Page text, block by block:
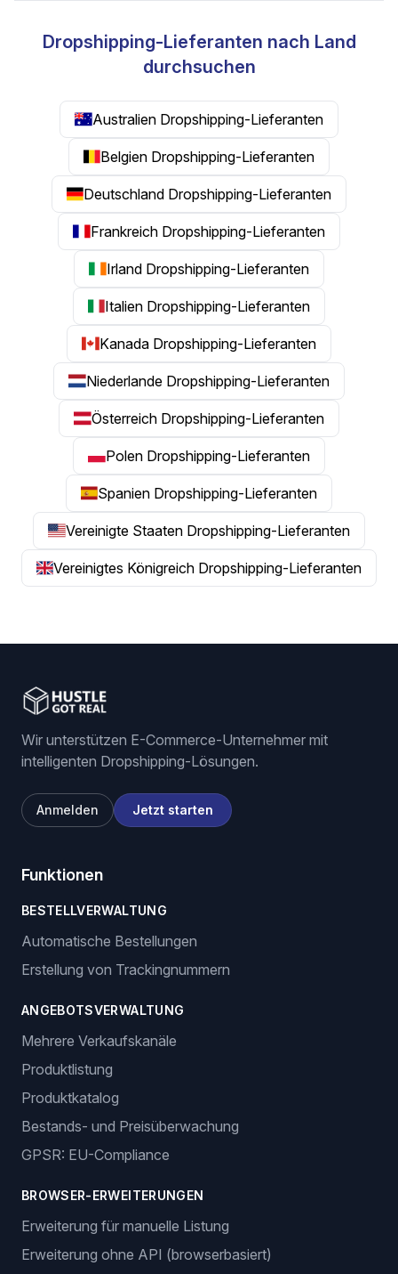
Dropshipping-Lieferanten nach Land
durchsuchen
Australien Dropshipping-Lieferanten
Belgien Dropshipping-Lieferanten
Deutschland Dropshipping-Lieferanten
Frankreich Dropshipping-Lieferanten
Irland Dropshipping-Lieferanten
Italien Dropshipping-Lieferanten
Kanada Dropshipping-Lieferanten
Niederlande Dropshipping-Lieferanten
Österreich Dropshipping-Lieferanten
Polen Dropshipping-Lieferanten
Spanien Dropshipping-Lieferanten
Vereinigte Staaten Dropshipping-Lieferanten
Vereinigtes Königreich Dropshipping-Lieferanten
Wir unterstützen E-Commerce-Unternehmer mit
intelligenten Dropshipping-Lösungen.
Anmelden Jetzt starten
Funktionen
BESTELLVERWALTUNG
Automatische Bestellungen
Erstellung von Trackingnummern
ANGEBOTSVERWALTUNG
Mehrere Verkaufskanäle
Produktlistung
Produktkatalog
Bestands- und Preisüberwachung
GPSR: EU-Compliance
BROWSER-ERWEITERUNGEN
Erweiterung für manuelle Listung
Erweiterung ohne API (browserbasiert)